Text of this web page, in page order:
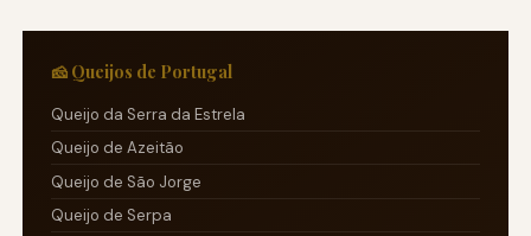
🧀 Queijos de Portugal
Queijo da Serra da Estrela
Queijo de Azeitão
Queijo de São Jorge
Queijo de Serpa